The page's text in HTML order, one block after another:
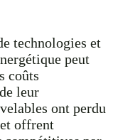
technologies et
peut
coûts
leur
ont perdu
offrent